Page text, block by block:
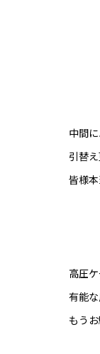
中間
引替
皆様本
高圧
有能
もう